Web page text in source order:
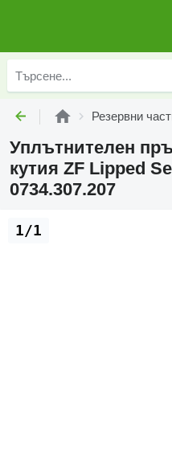
Резервни
Уплътнителен
кутия ZF Lipped
0734.307.207
1/1